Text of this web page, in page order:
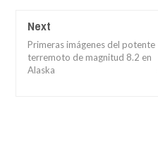
Next
Primeras imágenes del potente
terremoto de magnitud 8.2 en
Alaska